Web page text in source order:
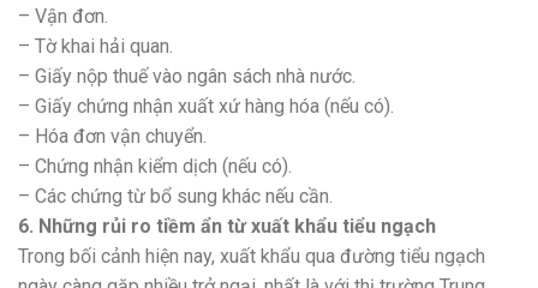
– Vận đơn.
– Tờ khai hải quan.
– Giấy nộp thuế vào ngân sách nhà nước.
– Giấy chứng nhận xuất xứ hàng hóa (nếu có).
– Hóa đơn vận chuyển.
– Chứng nhận kiểm dịch (nếu có).
– Các chứng từ bổ sung khác nếu cần.
6. Những rủi ro tiềm ẩn từ xuất khẩu tiểu ngạch
Trong bối cảnh hiện nay, xuất khẩu qua đường tiểu ngạch